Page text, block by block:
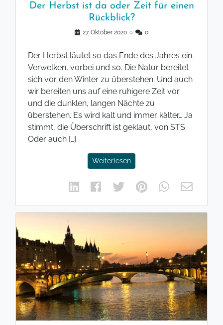
Der Herbst ist da oder Zeit für einen
Rückblick?
27. Oktober 2020 ◌ 0
Der Herbst läutet so das Ende des Jahres ein.
Verwelken, vorbei und so. Die Natur bereitet
sich vor den Winter zu überstehen. Und auch
wir bereiten uns auf eine ruhigere Zeit vor
und die dunklen, langen Nächte zu
überstehen. Es wird kalt und immer kälter… Ja
stimmt, die Überschrift ist geklaut, von STS.
Oder auch […]
Weiterlesen